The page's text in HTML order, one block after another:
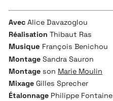
AvecAlice Davazoglou
Réalisation Thibaut Ras
Musique François Benichou
Montage Sandra Sauron
Montage son Marie Moulin
Mixage Gilles Sprecher
Étalonnage Philippe Fontaine